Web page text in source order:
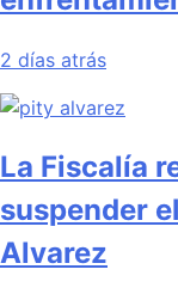
2 días atrás
La Fiscalía
suspender
Alvarez